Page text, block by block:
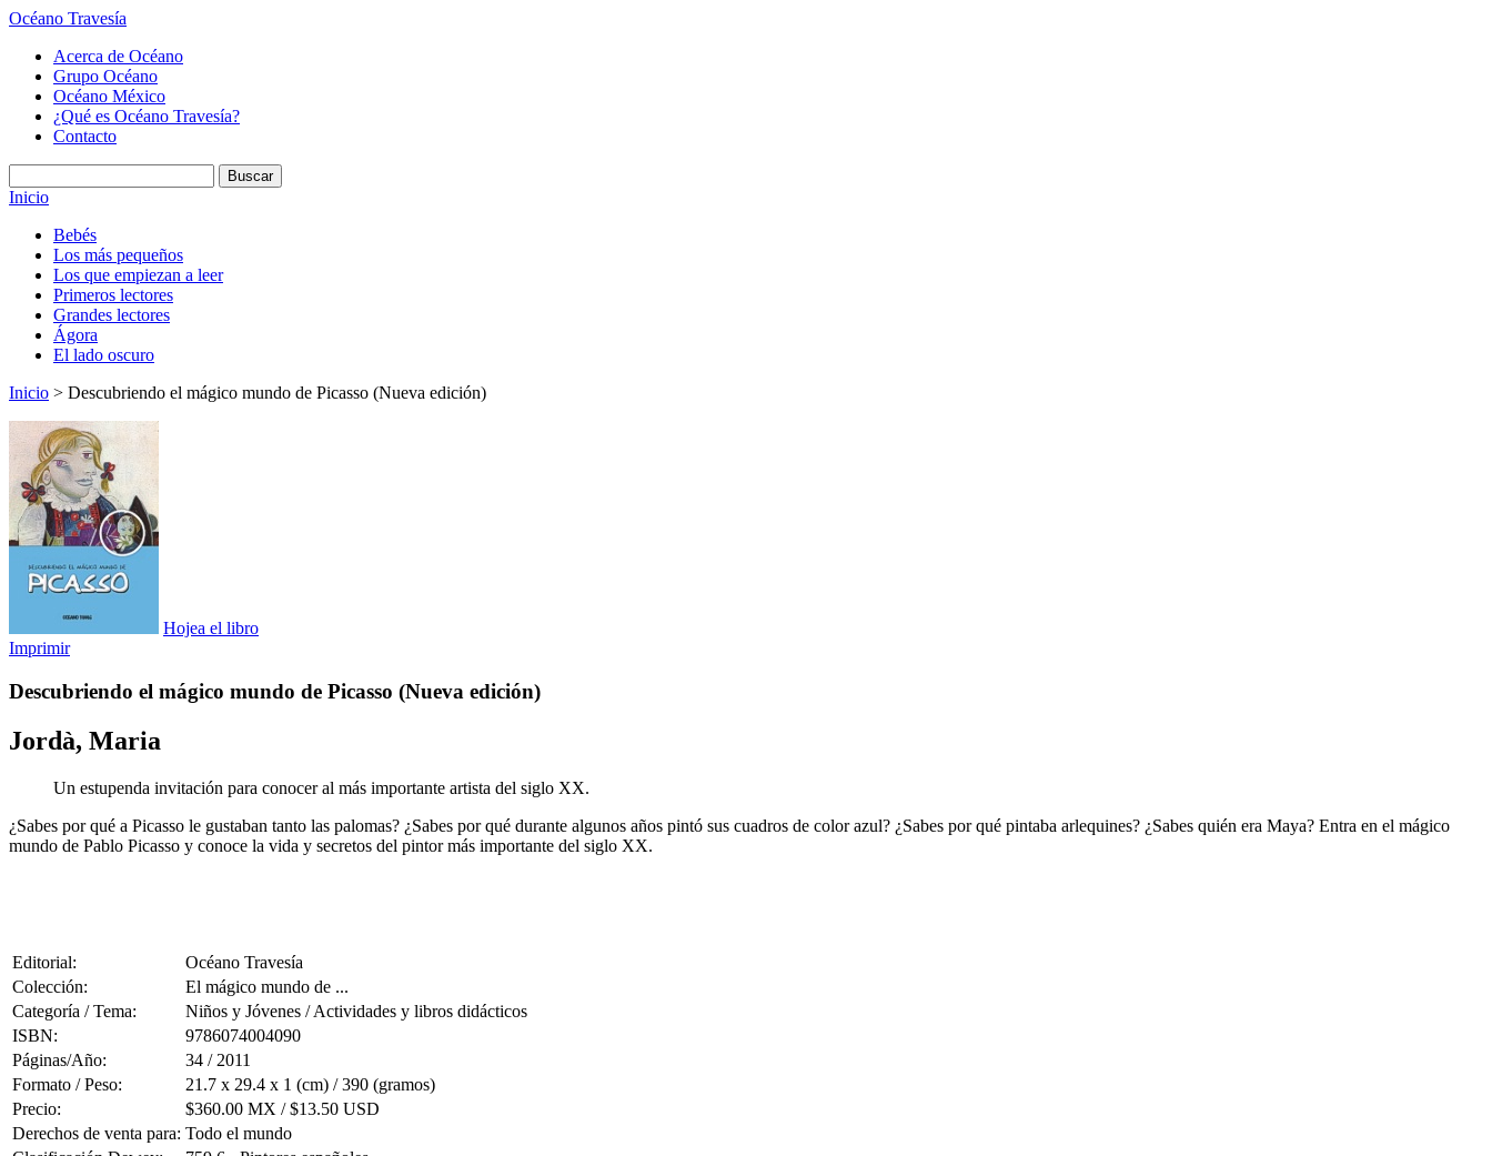
Océano Travesía
Acerca de Océano
Grupo Océano
Océano México
¿Qué es Océano Travesía?
Contacto
Inicio
Bebés
Los más pequeños
Los que empiezan a leer
Primeros lectores
Grandes lectores
Ágora
El lado oscuro
Inicio > Descubriendo el mágico mundo de Picasso (Nueva edición)
Hojea el libro
Imprimir
Descubriendo el mágico mundo de Picasso (Nueva edición)
Jordà, Maria
Un estupenda invitación para conocer al más importante artista del siglo XX.
¿Sabes por qué a Picasso le gustaban tanto las palomas? ¿Sabes por qué durante algunos años pintó sus cuadros de color azul? ¿Sabes por qué pintaba arlequines? ¿Sabes quién era Maya? Entra en el mágico
mundo de Pablo Picasso y conoce la vida y secretos del pintor más importante del siglo XX.
Editorial:
Océano Travesía
Colección:
El mágico mundo de ...
Categoría / Tema:
Niños y Jóvenes / Actividades y libros didácticos
ISBN:
9786074004090
Páginas/Año:
34 / 2011
Formato / Peso:
21.7 x 29.4 x 1 (cm) / 390 (gramos)
Precio:
$360.00 MX / $13.50 USD
Derechos de venta para: Todo el mundo